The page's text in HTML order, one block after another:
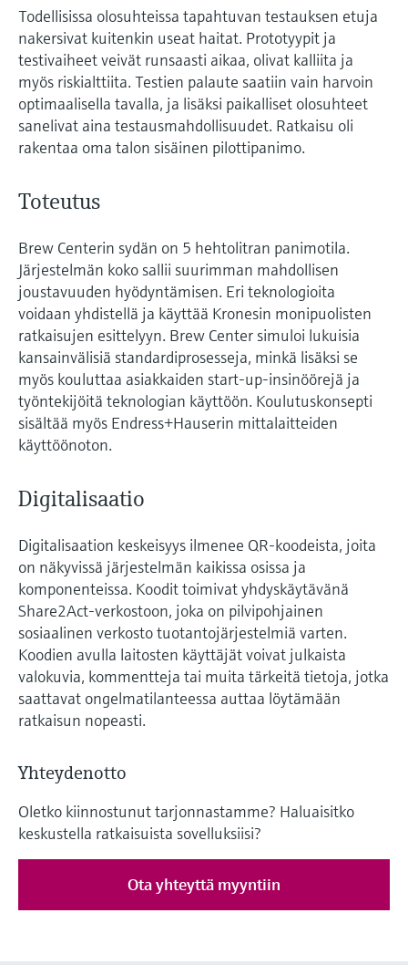
Todellisissa olosuhteissa tapahtuvan testauksen etuja
nakersivat kuitenkin useat haitat. Prototyypit ja
testivaiheet veivät runsaasti aikaa, olivat kalliita ja
myös riskialttiita. Testien palaute saatiin vain harvoin
optimaalisella tavalla, ja lisäksi paikalliset olosuhteet
sanelivat aina testausmahdollisuudet. Ratkaisu oli
rakentaa oma talon sisäinen pilottipanimo.
Toteutus
Brew Centerin sydän on 5 hehtolitran panimotila.
Järjestelmän koko sallii suurimman mahdollisen
joustavuuden hyödyntämisen. Eri teknologioita
voidaan yhdistellä ja käyttää Kronesin monipuolisten
ratkaisujen esittelyyn. Brew Center simuloi lukuisia
kansainvälisiä standardiprosesseja, minkä lisäksi se
myös kouluttaa asiakkaiden start-up-insinöörejä ja
työntekijöitä teknologian käyttöön. Koulutuskonsepti
sisältää myös Endress+Hauserin mittalaitteiden
käyttöönoton.
Digitalisaatio
Digitalisaation keskeisyys ilmenee QR-koodeista, joita
on näkyvissä järjestelmän kaikissa osissa ja
komponenteissa. Koodit toimivat yhdyskäytävänä
Share2Act-verkostoon, joka on pilvipohjainen
sosiaalinen verkosto tuotantojärjestelmiä varten.
Koodien avulla laitosten käyttäjät voivat julkaista
valokuvia, kommentteja tai muita tärkeitä tietoja, jotka
saattavat ongelmatilanteessa auttaa löytämään
ratkaisun nopeasti.
Yhteydenotto
Oletko kiinnostunut tarjonnastamme? Haluaisitko
keskustella ratkaisuista sovelluksiisi?
Ota yhteyttä myyntiin